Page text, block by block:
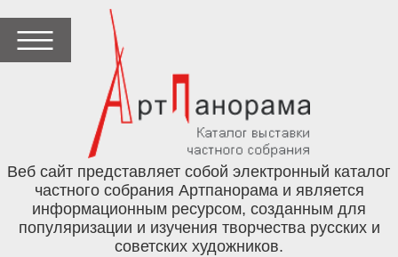
Веб сайт представляет собой электронный каталог
частного собрания Артпанорама и является
информационным ресурсом, созданным для
популяризации и изучения творчества русских и
советских художников.